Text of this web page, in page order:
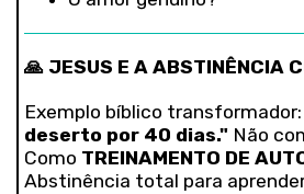
🙏 JESUS E A ABSTINÊNCIA
Exemplo bíblico transformador:
deserto por 40 dias." Não
Como TREINAMENTO DE
Abstinência total para